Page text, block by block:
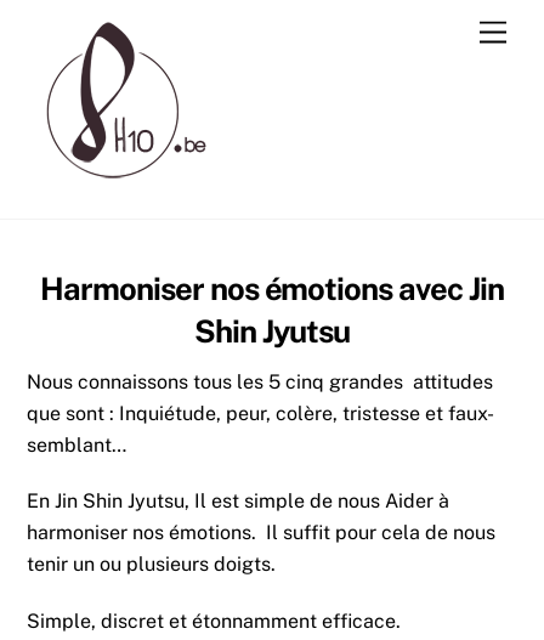
content
Harmoniser nos émotions avec Jin
Shin Jyutsu
Nous connaissons tous les 5 cinq grandes attitudes
que sont : Inquiétude, peur, colère, tristesse et faux-
semblant…
En Jin Shin Jyutsu, Il est simple de nous Aider à
harmoniser nos émotions. Il suffit pour cela de nous
tenir un ou plusieurs doigts.
Simple, discret et étonnamment efficace.